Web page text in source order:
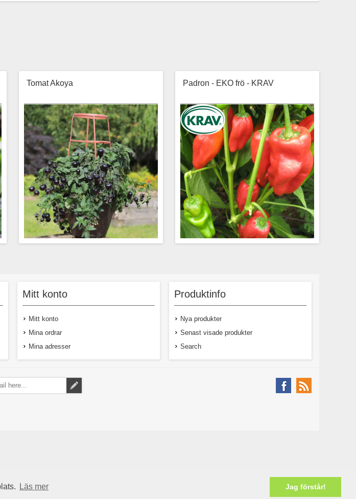
Läs mer Jag förstår!
Tomat Akoya
segmentet. Körsbärstomaterna på ca 20
gram mognar från en vackert svartlila färg
till djupt orange. Plantan är kompakt och
hobbyplantor såväl som på balkongen
Padron - EKO frö - KRAV
frukterna varierar, en del kan vara starka
som en mildare chili medan andra som en
smakrik paprika. Skördas oftast gröna
Mitt konto
Mitt konto
Mina ordrar
Mina adresser
Produktinfo
Nya produkter
Senast visade produkter
Search
© 2026 Semenco. Alla rättigheter reserverade.